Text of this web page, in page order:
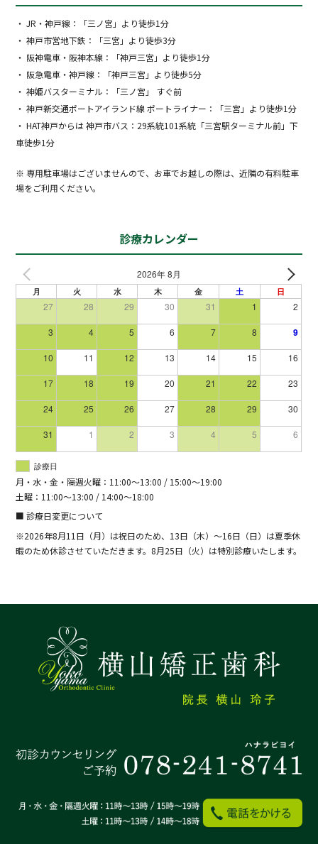
・ JR・神戸線：「三ノ宮」より徒歩1分
・ 神戸市営地下鉄：「三宮」より徒歩3分
・ 阪神電車・阪神本線：「神戸三宮」より徒歩1分
・ 阪急電車・神戸線：「神戸三宮」より徒歩5分
・ 神姫バスターミナル：「三ノ宮」 すぐ前
・ 神戸新交通ポートアイランド線 ポートライナー：「三宮」より徒歩1分
・ HAT神戸からは 神戸市バス：29系統101系統「三宮駅ターミナル前」下
車徒歩1分
※ 専用駐車場はございませんので、お車でお越しの際は、近隣の有料駐車
場をご利用ください。
診療カレンダー
2026年 8月
月 火 水 木 金 土 日
27 28 29 30 31 1 2
3 4 5 6 7 8 9
10 11 12 13 14 15 16
17 18 19 20 21 22 23
24 25 26 27 28 29 30
31 1 2 3 4 5 6
診療日
月・水・金・隔週火曜：11:00～13:00 / 15:00～19:00
土曜：11:00～13:00 / 14:00～18:00
■ 診療日変更について
※2026年8月11日（月）は祝日のため、13日（木）～16日（日）は夏季休
暇のため休診させていただきます。8月25日（火）は特別診療いたします。